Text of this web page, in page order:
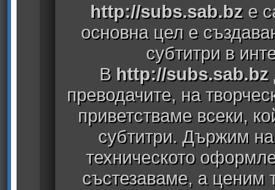
http://subs.sab.bz е
основна цел е
субтитри в
В http://subs.sab.bz
преводачите, на
приветстваме всеки,
субтитри. Държим
техническото
състезаваме, а ценим